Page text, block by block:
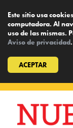
Este sitio usa
computadora. Al
uso de las mismas.
Aviso de privacidad.
ACEPTAR
content